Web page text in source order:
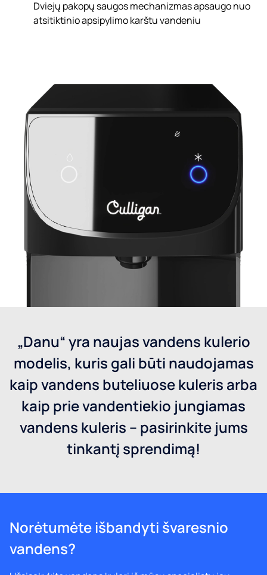
Dviejų pakopų saugos mechanizmas apsaugo nuo
atsitiktinio apsipylimo karštu vandeniu
„Danu“ yra naujas vandens kulerio
modelis, kuris gali būti naudojamas
kaip vandens buteliuose kuleris arba
kaip prie vandentiekio jungiamas
vandens kuleris – pasirinkite jums
tinkantį sprendimą!
Norėtumėte išbandyti švaresnio
vandens?